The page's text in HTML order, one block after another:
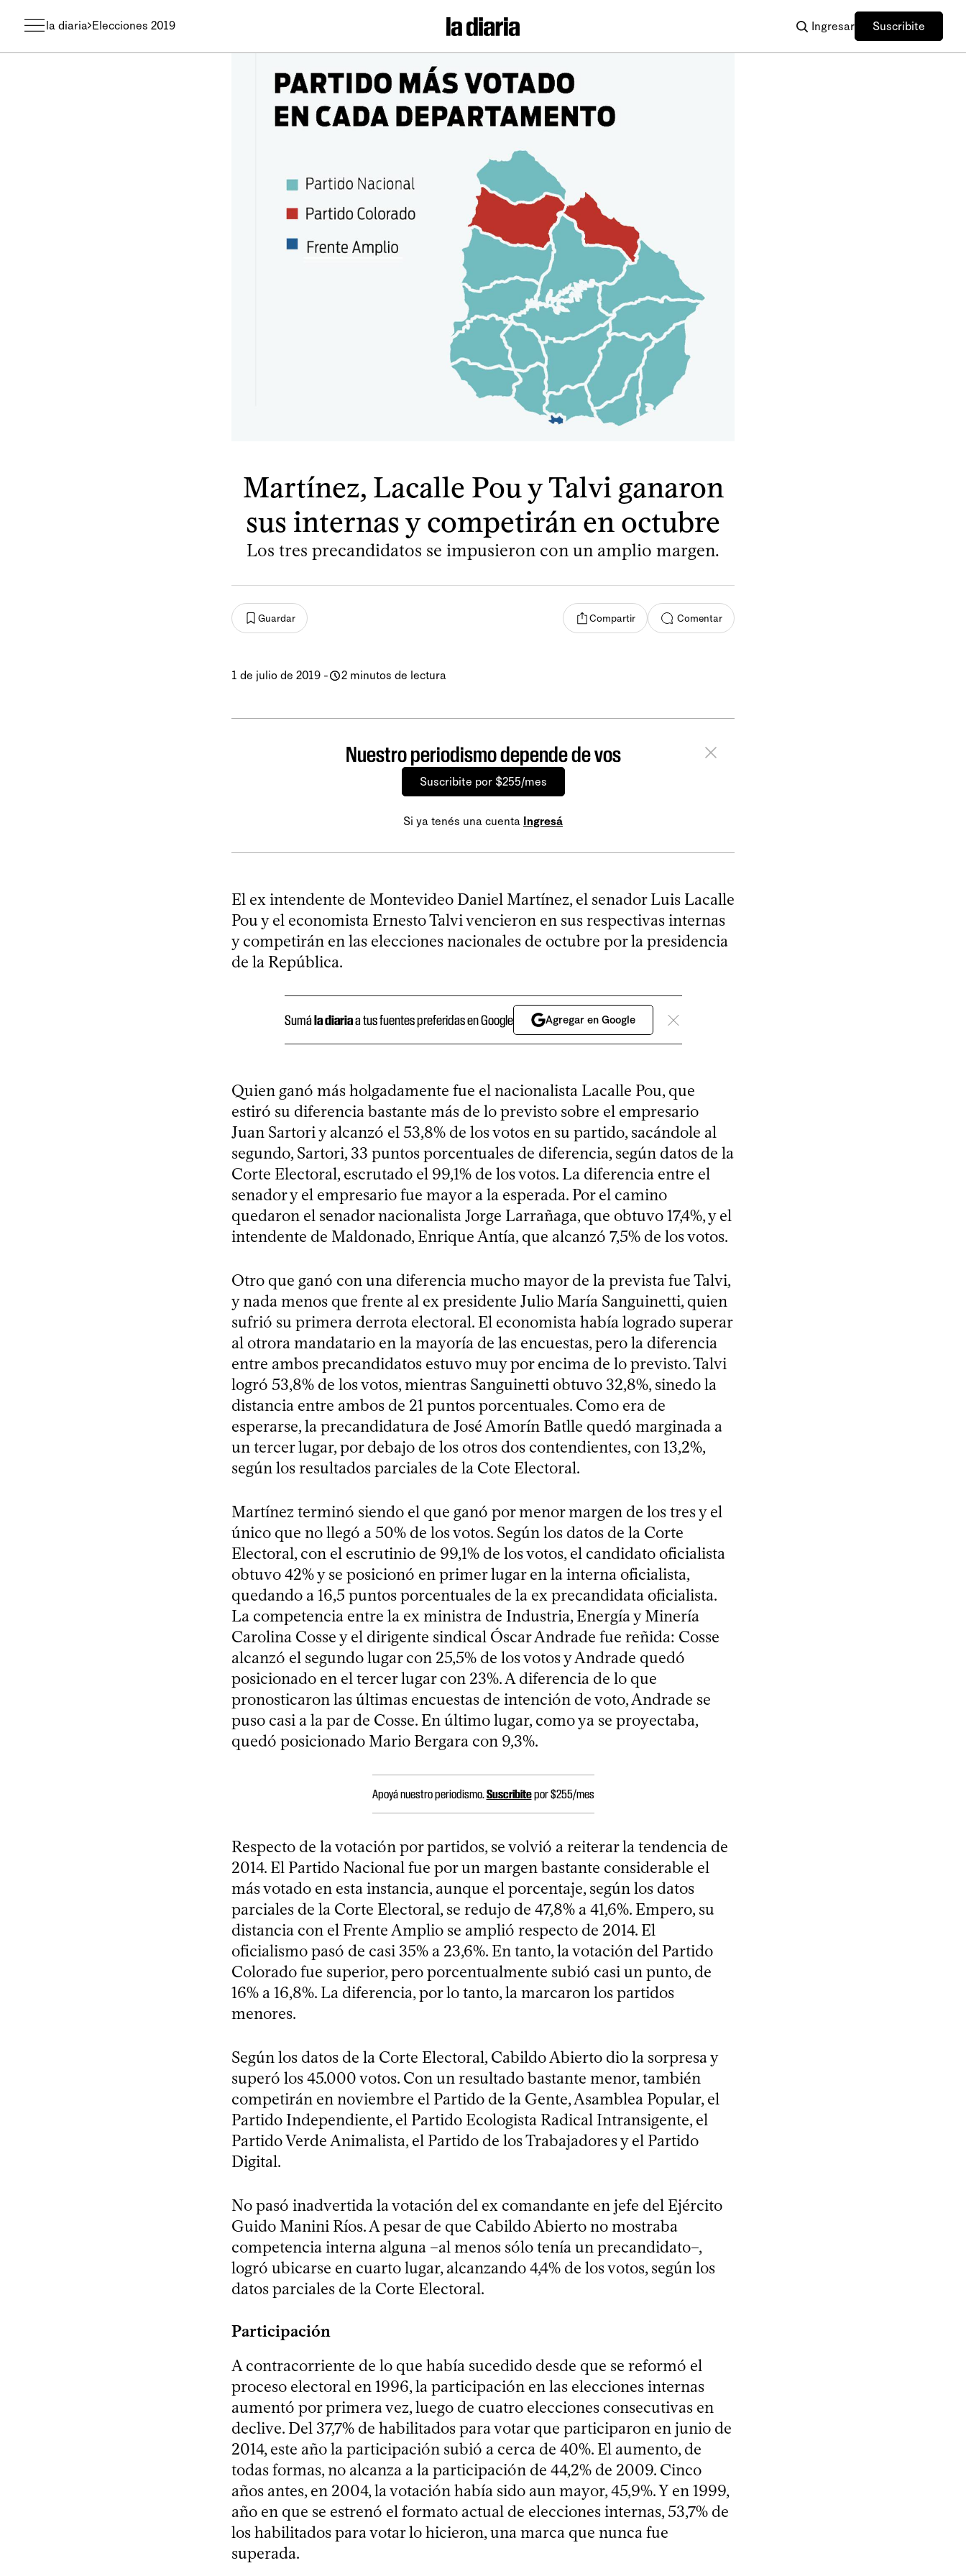
la diaria Elecciones 2019 Ingresar Suscribite
Martínez, Lacalle Pou y Talvi ganaron
sus internas y competirán en octubre
Los tres precandidatos se impusieron con un amplio margen.
Guardar Compartir Comentar
1 de julio de 2019 - 2 minutos de lectura
Nuestro periodismo depende de vos
Suscribite por $255/mes
Si ya tenés una cuenta Ingresá
El ex intendente de Montevideo Daniel Martínez, el senador Luis Lacalle
Pou y el economista Ernesto Talvi vencieron en sus respectivas internas
y competirán en las elecciones nacionales de octubre por la presidencia
de la República.
Sumála diariaa tus fuentes preferidas en Google Agregar en Google
Quien ganó más holgadamente fue el nacionalista Lacalle Pou, que
estiró su diferencia bastante más de lo previsto sobre el empresario
Juan Sartori y alcanzó el 53,8% de los votos en su partido, sacándole al
segundo, Sartori, 33 puntos porcentuales de diferencia, según datos de la
Corte Electoral, escrutado el 99,1% de los votos. La diferencia entre el
senador y el empresario fue mayor a la esperada. Por el camino
quedaron el senador nacionalista Jorge Larrañaga, que obtuvo 17,4%, y el
intendente de Maldonado, Enrique Antía, que alcanzó 7,5% de los votos.
Otro que ganó con una diferencia mucho mayor de la prevista fue Talvi,
y nada menos que frente al ex presidente Julio María Sanguinetti, quien
sufrió su primera derrota electoral. El economista había logrado superar
al otrora mandatario en la mayoría de las encuestas, pero la diferencia
entre ambos precandidatos estuvo muy por encima de lo previsto. Talvi
logró 53,8% de los votos, mientras Sanguinetti obtuvo 32,8%, sinedo la
distancia entre ambos de 21 puntos porcentuales. Como era de
esperarse, la precandidatura de José Amorín Batlle quedó marginada a
un tercer lugar, por debajo de los otros dos contendientes, con 13,2%,
según los resultados parciales de la Cote Electoral.
Martínez terminó siendo el que ganó por menor margen de los tres y el
único que no llegó a 50% de los votos. Según los datos de la Corte
Electoral, con el escrutinio de 99,1% de los votos, el candidato oficialista
obtuvo 42% y se posicionó en primer lugar en la interna oficialista,
quedando a 16,5 puntos porcentuales de la ex precandidata oficialista.
La competencia entre la ex ministra de Industria, Energía y Minería
Carolina Cosse y el dirigente sindical Óscar Andrade fue reñida: Cosse
alcanzó el segundo lugar con 25,5% de los votos y Andrade quedó
posicionado en el tercer lugar con 23%. A diferencia de lo que
pronosticaron las últimas encuestas de intención de voto, Andrade se
puso casi a la par de Cosse. En último lugar, como ya se proyectaba,
quedó posicionado Mario Bergara con 9,3%.
Apoyá nuestro periodismo.Suscribitepor $255/mes
Respecto de la votación por partidos, se volvió a reiterar la tendencia de
2014. El Partido Nacional fue por un margen bastante considerable el
más votado en esta instancia, aunque el porcentaje, según los datos
parciales de la Corte Electoral, se redujo de 47,8% a 41,6%. Empero, su
distancia con el Frente Amplio se amplió respecto de 2014. El
oficialismo pasó de casi 35% a 23,6%. En tanto, la votación del Partido
Colorado fue superior, pero porcentualmente subió casi un punto, de
16% a 16,8%. La diferencia, por lo tanto, la marcaron los partidos
menores.
Según los datos de la Corte Electoral, Cabildo Abierto dio la sorpresa y
superó los 45.000 votos. Con un resultado bastante menor, también
competirán en noviembre el Partido de la Gente, Asamblea Popular, el
Partido Independiente, el Partido Ecologista Radical Intransigente, el
Partido Verde Animalista, el Partido de los Trabajadores y el Partido
Digital.
No pasó inadvertida la votación del ex comandante en jefe del Ejército
Guido Manini Ríos. A pesar de que Cabildo Abierto no mostraba
competencia interna alguna –al menos sólo tenía un precandidato–,
logró ubicarse en cuarto lugar, alcanzando 4,4% de los votos, según los
datos parciales de la Corte Electoral.
Participación
A contracorriente de lo que había sucedido desde que se reformó el
proceso electoral en 1996, la participación en las elecciones internas
aumentó por primera vez, luego de cuatro elecciones consecutivas en
declive. Del 37,7% de habilitados para votar que participaron en junio de
2014, este año la participación subió a cerca de 40%. El aumento, de
todas formas, no alcanza a la participación de 44,2% de 2009. Cinco
años antes, en 2004, la votación había sido aun mayor, 45,9%. Y en 1999,
año en que se estrenó el formato actual de elecciones internas, 53,7% de
los habilitados para votar lo hicieron, una marca que nunca fue
superada.